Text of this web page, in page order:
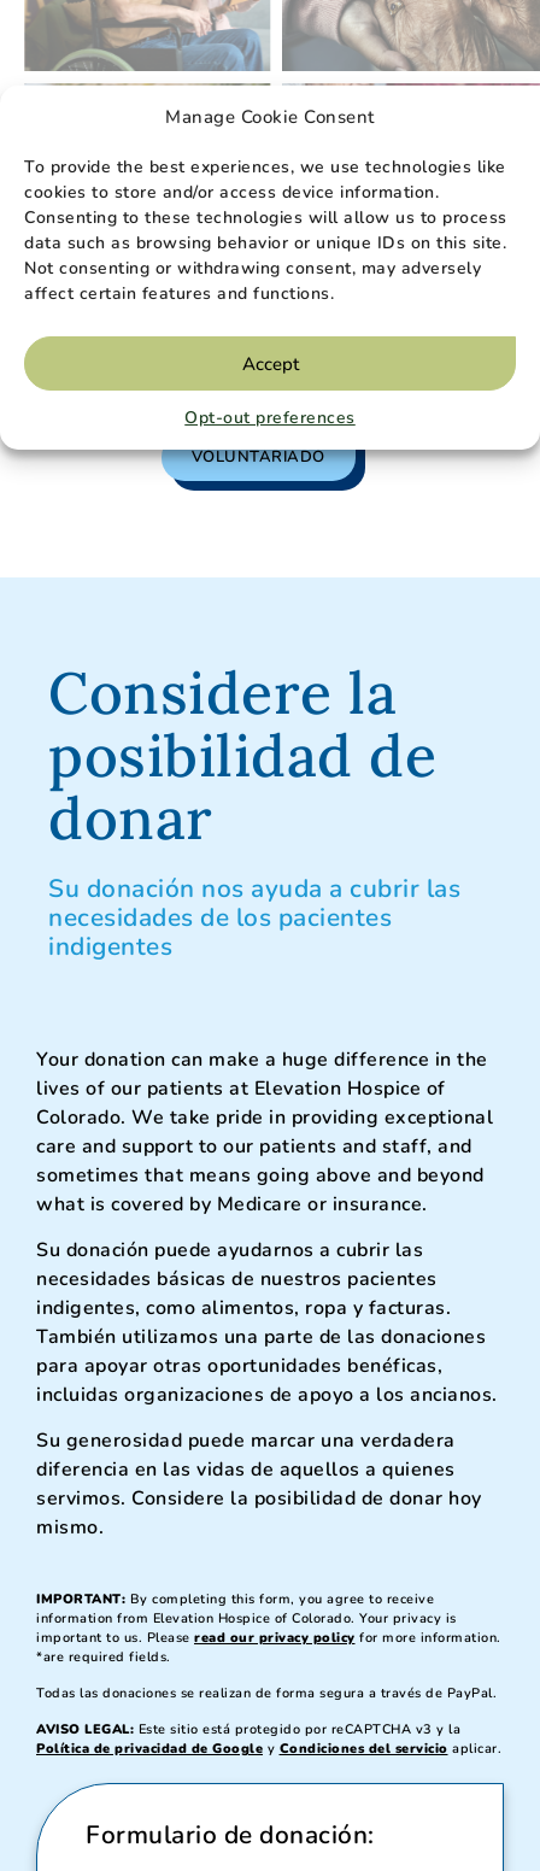
Manage Cookie Consent
To provide the best experiences, we use technologies like
cookies to store and/or access device information.
Consenting to these technologies will allow us to process
data such as browsing behavior or unique IDs on this site.
Not consenting or withdrawing consent, may adversely
affect certain features and functions.
Accept
Opt-out preferences
mayor regalo
que compartes.
VOLUNTARIADO
Considere la
posibilidad de
donar
Su donación nos ayuda a cubrir las
necesidades de los pacientes
indigentes
Your donation can make a huge difference in the
lives of our patients at Elevation Hospice of
Colorado. We take pride in providing exceptional
care and support to our patients and staff, and
sometimes that means going above and beyond
what is covered by Medicare or insurance.
Su donación puede ayudarnos a cubrir las
necesidades básicas de nuestros pacientes
indigentes, como alimentos, ropa y facturas.
También utilizamos una parte de las donaciones
para apoyar otras oportunidades benéficas,
incluidas organizaciones de apoyo a los ancianos.
Su generosidad puede marcar una verdadera
diferencia en las vidas de aquellos a quienes
servimos. Considere la posibilidad de donar hoy
mismo.
IMPORTANT: By completing this form, you agree to receive
information from Elevation Hospice of Colorado. Your privacy is
important to us. Please read our privacy policy for more information.
*are required fields.
Todas las donaciones se realizan de forma segura a través de PayPal.
AVISO LEGAL: Este sitio está protegido por reCAPTCHA v3 y la
Política de privacidad de Google y Condiciones del servicio aplicar.
Formulario de donación: